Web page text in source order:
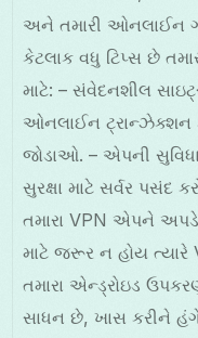
અને તમારી ઓનલાઈન
કેટલાક વધુ ટિપ્સ છે
માટે: – સંવેદનશીલ
ઓનલાઈન ટ્રાન્ઝેક્શન
જોડાઓ. – એપની
સુરક્ષા માટે સર્વર પસંદ
તમારા VPN એપને
માટે જરૂર ન હોય ત્યારે
તમારા એન્ડ્રોઇડ
સાધન છે, ખાસ કરીને